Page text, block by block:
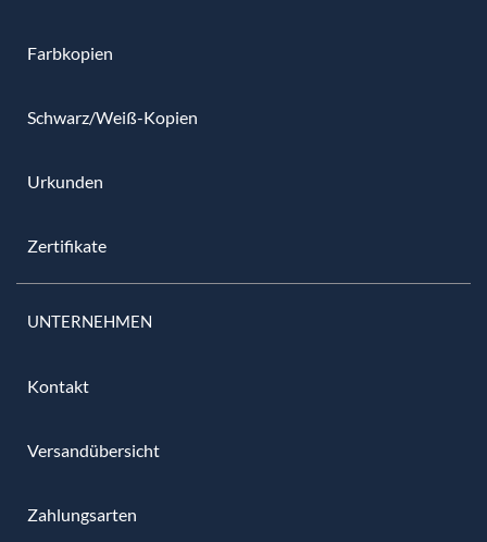
Farbkopien
Schwarz/Weiß-Kopien
Urkunden
Zertifikate
UNTERNEHMEN
Kontakt
Versandübersicht
Zahlungsarten